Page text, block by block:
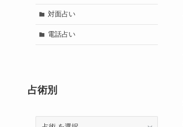
対面占い
電話占い
占術別